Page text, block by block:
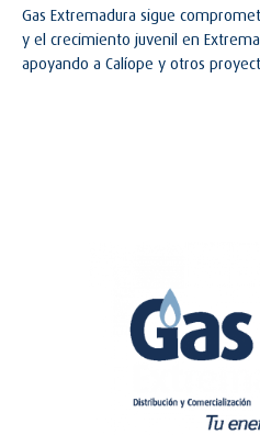
Gas Extremadura sigue
y el crecimiento juvenil en
apoyando a Calíope y otros